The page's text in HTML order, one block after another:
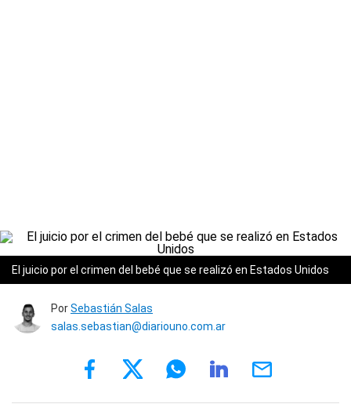
El juicio por el crimen del bebé que se realizó en Estados Unidos
PorSebastián Salas
salas.sebastian@diariouno.com.ar